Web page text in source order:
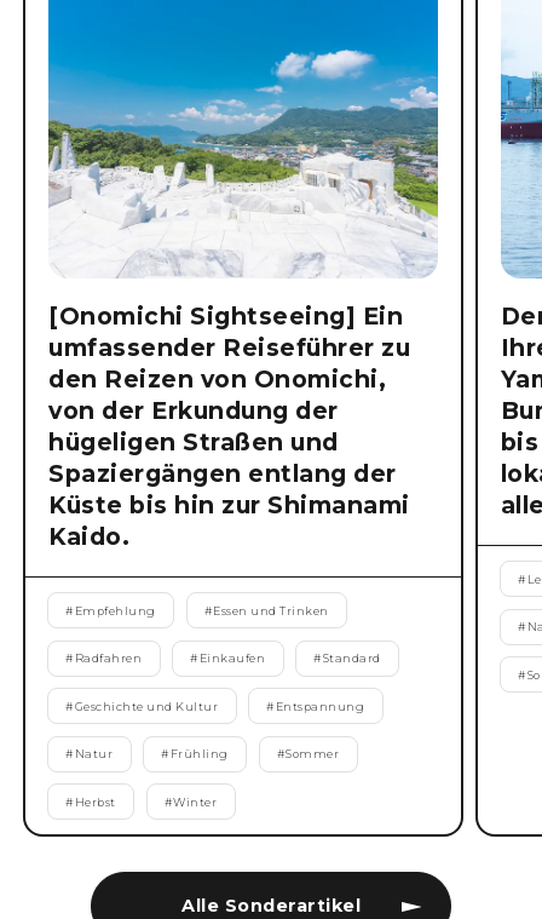
Alle Sonderartikel
[Onomichi Sightseeing] Ein
umfassender Reiseführer zu
den Reizen von Onomichi,
von der Erkundung der
hügeligen Straßen und
Spaziergängen entlang der
Küste bis hin zur Shimanami
Kaido.
# Empfehlung #Essen und Trinken
# Radfahren # Einkaufen #Standard
#Geschichte und Kultur # Entspannung
# Natur # Frühling #Sommer
# Herbst #Winter
#
#
#